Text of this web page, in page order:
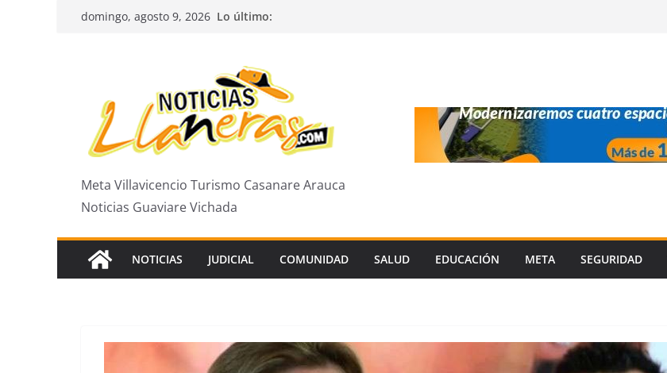
Saltardomingo, agosto 9, 2026 Lo último:
Meta Villavicencio Turismo Casanare Arauca
Noticias Guaviare Vichada
NOTICIAS JUDICIAL COMUNIDAD SALUD EDUCACIÓN META SEGURIDAD